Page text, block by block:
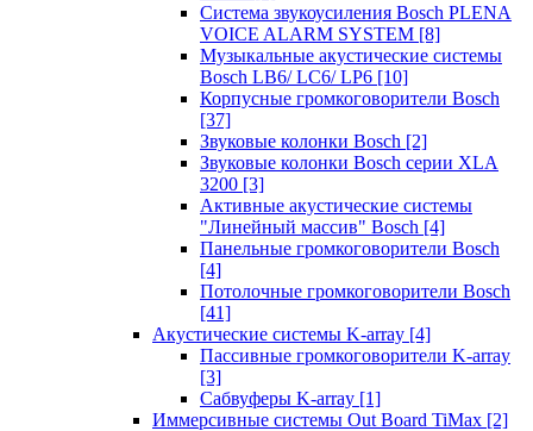
Система звукоусиления Bosch PLENA
VOICE ALARM SYSTEM [8]
Музыкальные акустические системы
Bosch LB6/ LC6/ LP6 [10]
Корпусные громкоговорители Bosch
[37]
Звуковые колонки Bosch [2]
Звуковые колонки Bosch серии XLA
3200 [3]
Активные акустические системы
"Линейный массив" Bosch [4]
Панельные громкоговорители Bosch
[4]
Потолочные громкоговорители Bosch
[41]
Акустические системы K-array [4]
Пассивные громкоговорители K-array
[3]
Сабвуферы K-array [1]
Иммерсивные системы Out Board TiMax [2]